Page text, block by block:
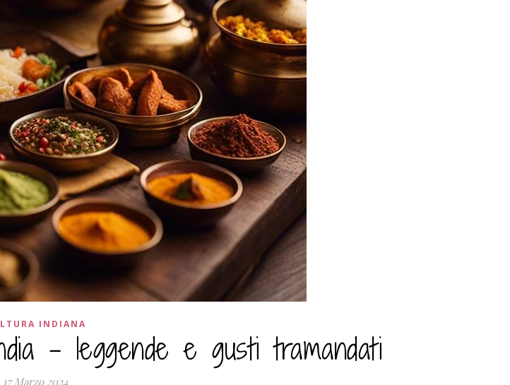
INDIANA
– leggende e gusti tramandati
17 Marzo 2024